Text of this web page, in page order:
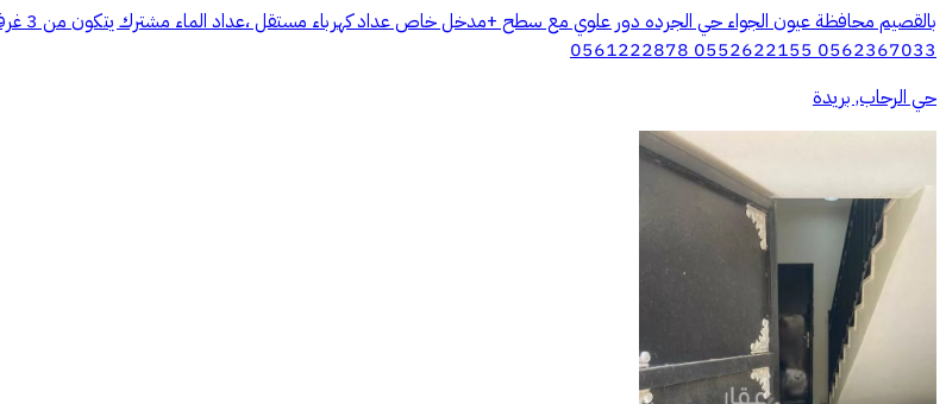
0562367033 0552622155 0561222878
حي الرحاب, بريدة